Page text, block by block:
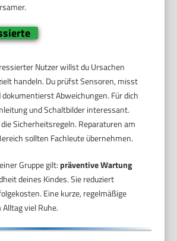
Nutzer willst du Ursachen
handeln. Du prüfst Sensoren, misst
Abweichungen. Für dich
und Schaltbilder interessant.
Sicherheitsregeln. Reparaturen am
sollten Fachleute übernehmen.
Gruppe gilt:präventive Wartung
deines Kindes. Sie reduziert
Eine kurze, regelmäßige
viel Ruhe.